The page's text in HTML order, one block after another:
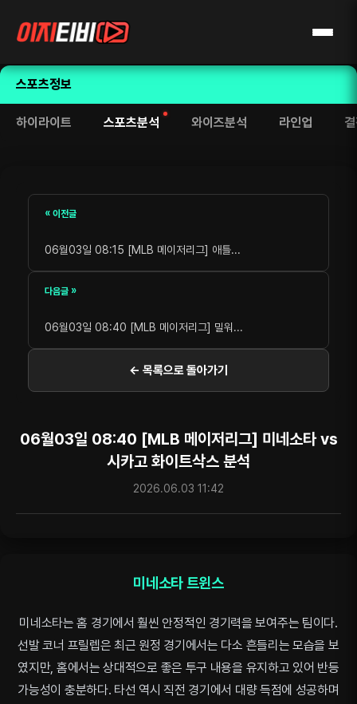
스포츠정보
하이라이트 스포츠분석 와이즈분석 라인업
« 이전글
06월03일 08:15 [MLB 메이저리그] 애틀...
다음글 »
06월03일 08:40 [MLB 메이저리그] 밀워...
← 목록으로 돌아가기
06월03일 08:40 [MLB 메이저리그] 미네소타 vs
시카고 화이트삭스 분석
2026.06.03 11:42
미네소타 트윈스
미네소타는 홈 경기에서 훨씬 안정적인 경기력을 보여주는 팀이다.
선발 코너 프릴렙은 최근 원정 경기에서는 다소 흔들리는 모습을 보
였지만, 홈에서는 상대적으로 좋은 투구 내용을 유지하고 있어 반등
가능성이 충분하다. 타선 역시 직전 경기에서 대량 득점에 성공하며